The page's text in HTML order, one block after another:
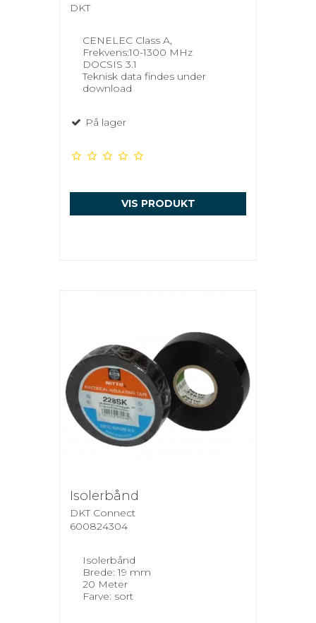
DKT
CENELEC Class A,
Frekvens:10-1300 MHz
DOCSIS 3.1
Teknisk data findes under
download
På lager
VIS PRODUKT
Isolerbånd
DKT Connect
600824304
Isolerbånd
Brede: 19 mm
20 Meter
Farve: sort